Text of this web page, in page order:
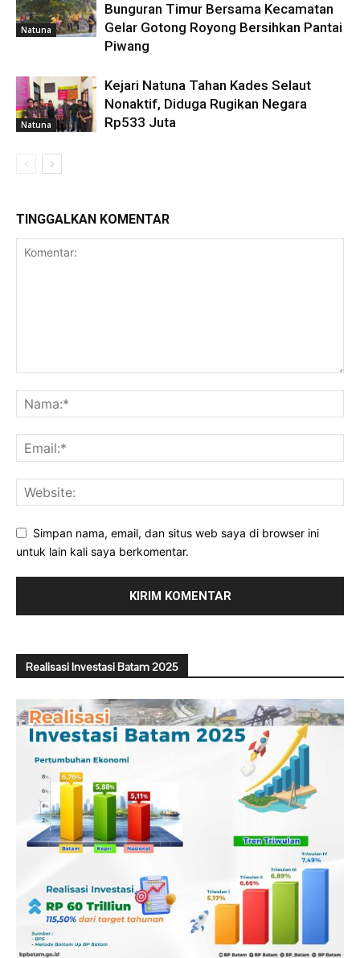
Natuna
Bunguran Timur Bersama Kecamatan
Gelar Gotong Royong Bersihkan Pantai
Piwang
Natuna
Kejari Natuna Tahan Kades Selaut
Nonaktif, Diduga Rugikan Negara
Rp533 Juta
TINGGALKAN KOMENTAR
Simpan nama, email, dan situs web saya di browser ini
untuk lain kali saya berkomentar.
Realisasi Investasi Batam 2025